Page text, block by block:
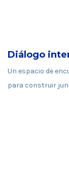
Diálogo
Un espacio de
para construir